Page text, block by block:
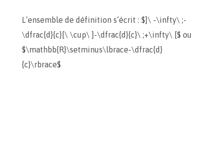
L’ensemble de définition s’écrit : $]\ -\infty\ ;-
\dfrac{d}{c}[\ \cup\ ]-\dfrac{d}{c}\ ;+\infty\ [$ ou
$\mathbb{R}\setminus\lbrace-\dfrac{d}
{c}\rbrace$